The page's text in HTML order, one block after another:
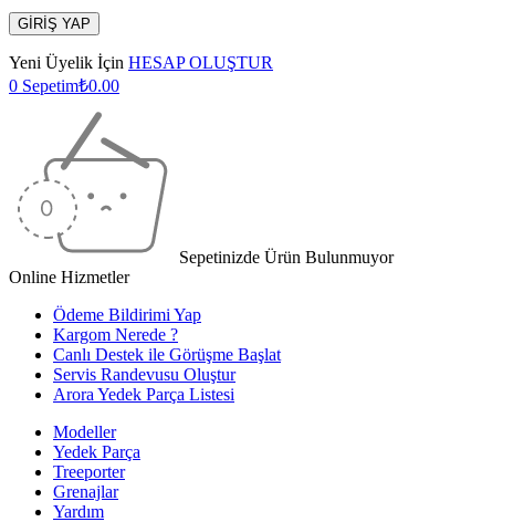
Yeni Üyelik İçin HESAP OLUŞTUR
0 Sepetim₺0.00
Sepetinizde Ürün Bulunmuyor
Online Hizmetler
Ödeme Bildirimi Yap
Kargom Nerede ?
Canlı Destek ile Görüşme Başlat
Servis Randevusu Oluştur
Arora Yedek Parça Listesi
Modeller
Yedek Parça
Treeporter
Grenajlar
Yardım